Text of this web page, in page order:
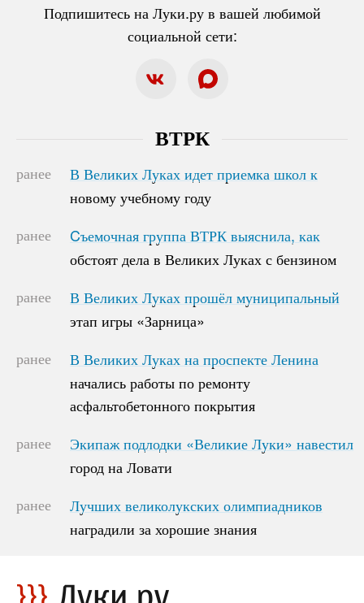
Подпишитесь на Луки.ру в вашей любимой
социальной сети:
ВТРК
ранее
В Великих Луках идет приемка школ к
новому учебному году
В Великих Луках идет приемка школ к
новому учебному году
ранее
Cъемочная группа ВТРК выяснила, как
обстоят дела в Великих Луках с бензином
Cъемочная группа ВТРК выяснила, как
обстоят дела в Великих Луках с бензином
ранее
В Великих Луках прошёл муниципальный
этап игры «Зарница»
В Великих Луках прошёл муниципальный
этап игры «Зарница»
ранее
В Великих Луках на проспекте Ленина
начались работы по ремонту
асфальтобетонного покрытия
В Великих Луках на проспекте Ленина
начались работы по ремонту
асфальтобетонного покрытия
ранее
Экипаж подлодки «Великие Луки» навестил
город на Ловати
Экипаж подлодки «Великие Луки» навестил
город на Ловати
ранее
Лучших великолукских олимпиадников
наградили за хорошие знания
Лучших великолукских олимпиадников
наградили за хорошие знания